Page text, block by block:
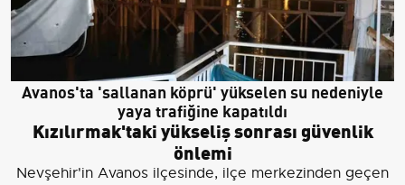
Avanos'ta 'sallanan köprü' yükselen su nedeniyle
yaya trafiğine kapatıldı
Kızılırmak'taki yükseliş sonrası güvenlik
önlemi
Nevşehir'in Avanos ilçesinde, ilçe merkezinden geçen